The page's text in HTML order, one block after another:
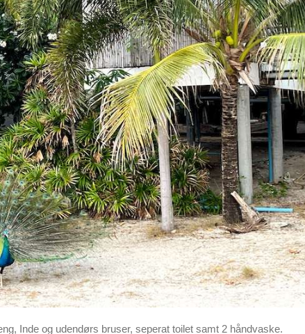
Inde og udendørs bruser, seperat toilet samt 2 håndvaske.